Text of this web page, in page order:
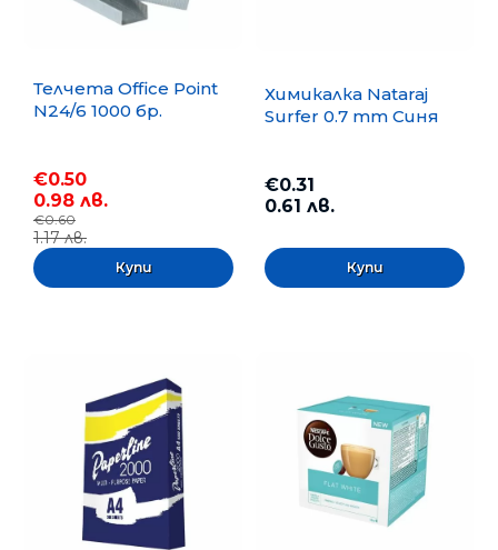
Телчета Office Point
N24/6 1000 бр.
€0.50
0.98 лв.
€0.60
1.17 лв.
Химикалка Nataraj
Surfer 0.7 mm Синя
€0.31
0.61 лв.